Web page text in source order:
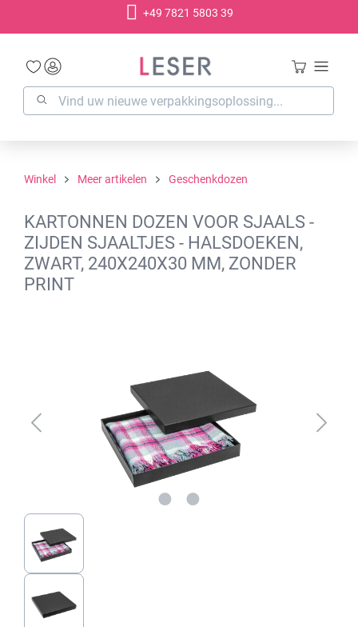
+49 7821 5803 39
Winkel Meer artikelen Geschenkdozen
KARTONNEN DOZEN VOOR SJAALS -
ZIJDEN SJAALTJES - HALSDOEKEN,
ZWART, 240X240X30 MM, ZONDER
PRINT